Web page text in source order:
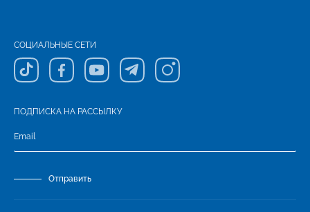
СОЦИАЛЬНЫЕ СЕТИ
ПОДПИСКА НА РАССЫЛКУ
Отправить